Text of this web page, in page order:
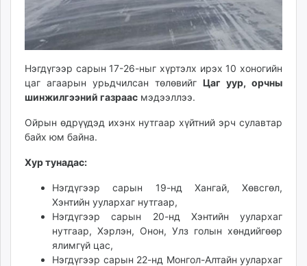
eagle.mn
ergelt.mn
zarig.mn
today.mn
zuv.mn
mminfo.mn
urlag.mn
asu.mn
shudarga.mn
shuurhai.mn
unuudur.mn
mglradio.com
Нэгдүгээр сарын 17-26-ныг хүртэлх ирэх 10 хоногийн
цаг агаарын урьдчилсан төлөвийг Цаг уур, орчны
шинжилгээний газраас мэдээллээ.
Ойрын өдрүүдэд ихэнх нутгаар хүйтний эрч сулавтар
байх юм байна.
Хур тунадас:
Нэгдүгээр сарын 19-нд Хангай, Хөвсгөл,
Хэнтийн уулархаг нутгаар,
Нэгдүгээр сарын 20-нд Хэнтийн уулархаг
нутгаар, Хэрлэн, Онон, Улз голын хөндийгөөр
ялимгүй цас,
Нэгдүгээр сарын 22-нд Монгол-Алтайн уулархаг